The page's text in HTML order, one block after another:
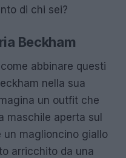
di chi sei?
Beckham
abbinare questi
nella sua
un outfit che
maschile aperta sul
un maglioncino giallo
arricchito da una